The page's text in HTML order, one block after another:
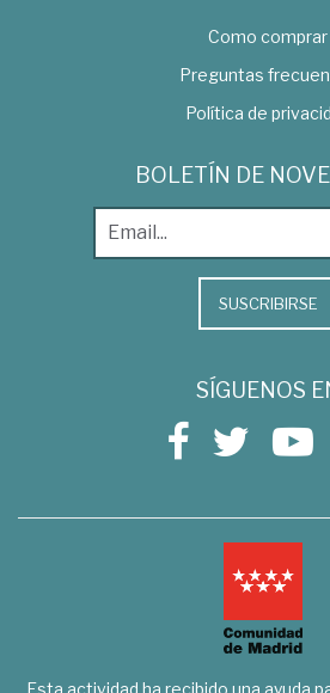
Como comprar
Preguntas
Política de
BOLETÍN DE
SUSCRIBIRSE
SÍGUENOS
Esta actividad ha recibido una ayuda